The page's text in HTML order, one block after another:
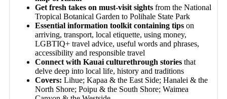
Get fresh takes on must-visit sights from the National
Tropical Botanical Garden to Polihale State Park
Essential information toolkit containing tips on
arriving, transport, local etiquette, using money,
LGBTIQ+ travel advice, useful words and phrases,
accessibility and responsible travel
Connect with Kauai culturethrough stories that
delve deep into local life, history and traditions
Covers: Lihue; Kapaa & the East Side; Hanalei & the
North Shore; Poipu & the South Shore; Waimea